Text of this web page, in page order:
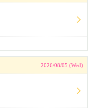
2026/08/05 (Wed)